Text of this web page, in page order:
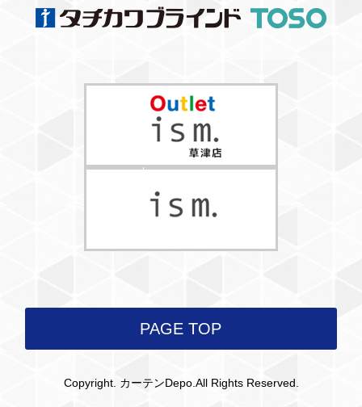
PAGE TOP
Copyright. カーテンDepo.All Rights Reserved.